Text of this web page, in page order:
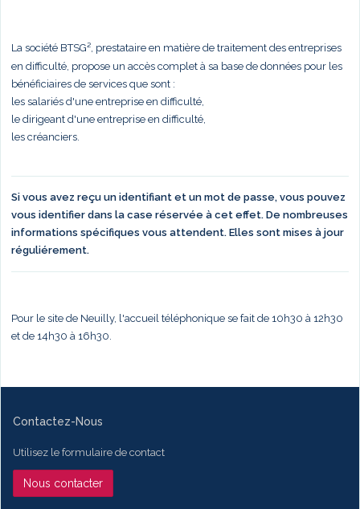
La société BTSG², prestataire en matière de traitement des entreprises
en difficulté, propose un accès complet à sa base de données pour les
bénéficiaires de services que sont :
les salariés d'une entreprise en difficulté,
le dirigeant d'une entreprise en difficulté,
les créanciers.
Si vous avez reçu un identifiant et un mot de passe, vous pouvez
vous identifier dans la case réservée à cet effet. De nombreuses
informations spécifiques vous attendent. Elles sont mises à jour
réguliérement.
Pour le site de Neuilly, l'accueil téléphonique se fait de 10h30 à 12h30
et de 14h30 à 16h30.
Contactez-Nous
Utilisez le formulaire de contact
Nous contacter